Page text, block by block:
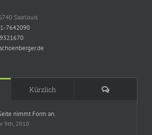
Saarlouis
7642090
Kürzlich Kommentare
nimmt Form an.
9th, 2010